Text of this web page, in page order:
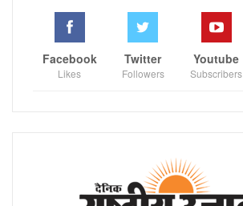
Facebook
Likes
Twitter
Followers
Youtube
Subscribers